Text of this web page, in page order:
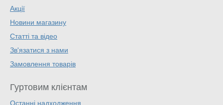
Акції
Новини магазину
Статті та відео
Зв'язатися з нами
Замовлення товарів
Гуртовим клієнтам
Останні надходження